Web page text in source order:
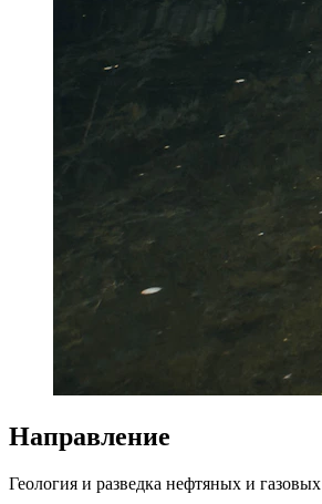
Направление
Геология и разведка нефтяных и